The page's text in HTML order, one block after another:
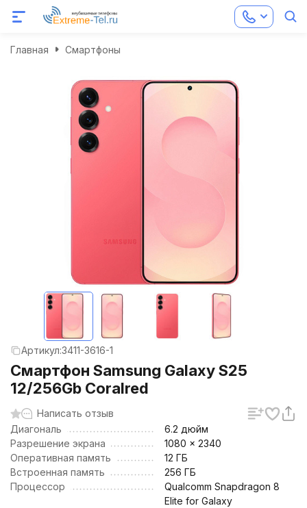
Главная Смартфоны
Артикул:3411-3616-1
Смартфон Samsung Galaxy S25
12/256Gb Coralred
Написать отзыв
Диагональ
6.2 дюйм
Разрешение экрана
1080 x 2340
Оперативная память
12 ГБ
Встроенная память
256 ГБ
Процессор
Qualcomm Snapdragon 8
Elite for Galaxy